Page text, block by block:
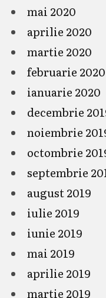
mai 2020
aprilie 2020
martie 2020
februarie 2020
ianuarie 2020
decembrie
noiembrie
octombrie
septembrie
august 2019
iulie 2019
iunie 2019
mai 2019
aprilie 2019
martie 2019